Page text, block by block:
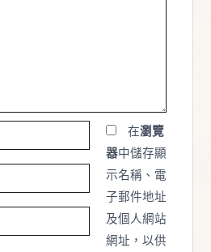
在瀏覽
器中儲存顯
示名稱、電
子郵件地址
及個人網站
網址，以供